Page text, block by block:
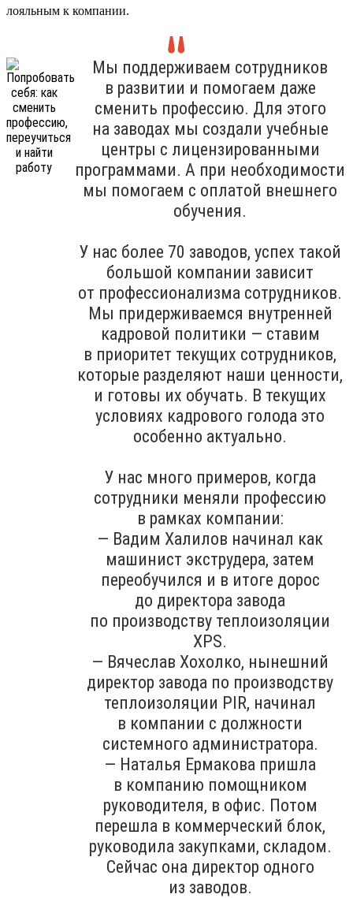
лояльным к компании.
Мы поддерживаем сотрудников
в развитии и помогаем даже
сменить профессию. Для этого
на заводах мы создали учебные
центры с лицензированными
программами. А при необходимости
мы помогаем с оплатой внешнего
обучения.
У нас более 70 заводов, успех такой
большой компании зависит
от профессионализма сотрудников.
Мы придерживаемся внутренней
кадровой политики — ставим
в приоритет текущих сотрудников,
которые разделяют наши ценности,
и готовы их обучать. В текущих
условиях кадрового голода это
особенно актуально.
У нас много примеров, когда
сотрудники меняли профессию
в рамках компании:
— Вадим Халилов начинал как
машинист экструдера, затем
переобучился и в итоге дорос
до директора завода
по производству теплоизоляции
XPS.
— Вячеслав Хохолко, нынешний
директор завода по производству
теплоизоляции PIR, начинал
в компании с должности
системного администратора.
— Наталья Ермакова пришла
в компанию помощником
руководителя, в офис. Потом
перешла в коммерческий блок,
руководила закупками, складом.
Сейчас она директор одного
из заводов.